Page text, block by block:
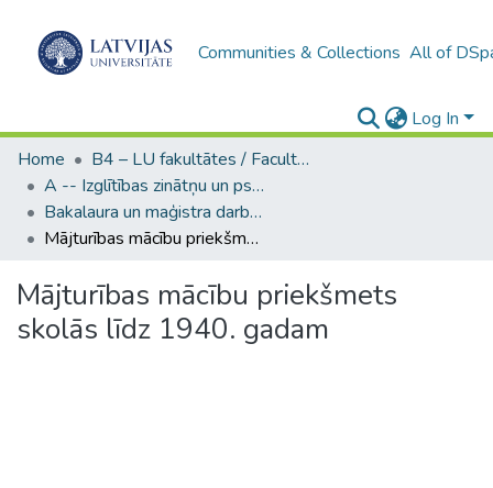
Communities & Collections All of
Log In
Home
B4 – LU fakultātes / Faculties of the UL
A -- Izglītības zinātņu un psiholoģijas fakultāte / Faculty of Education Sciences and Psychology
Bakalaura un maģistra darbi (PPMF) / Bachelor's and Master's theses
Mājturības mācību priekšmets skolās līdz 1940. gadam
Mājturības mācību priekšmets
skolās līdz 1940. gadam